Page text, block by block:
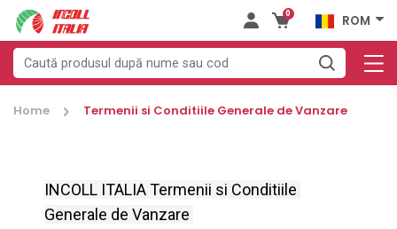
0 ROM
Home Termenii si Conditiile Generale de Vanzare
INCOLL ITALIA Termenii si Conditiile
Generale de Vanzare